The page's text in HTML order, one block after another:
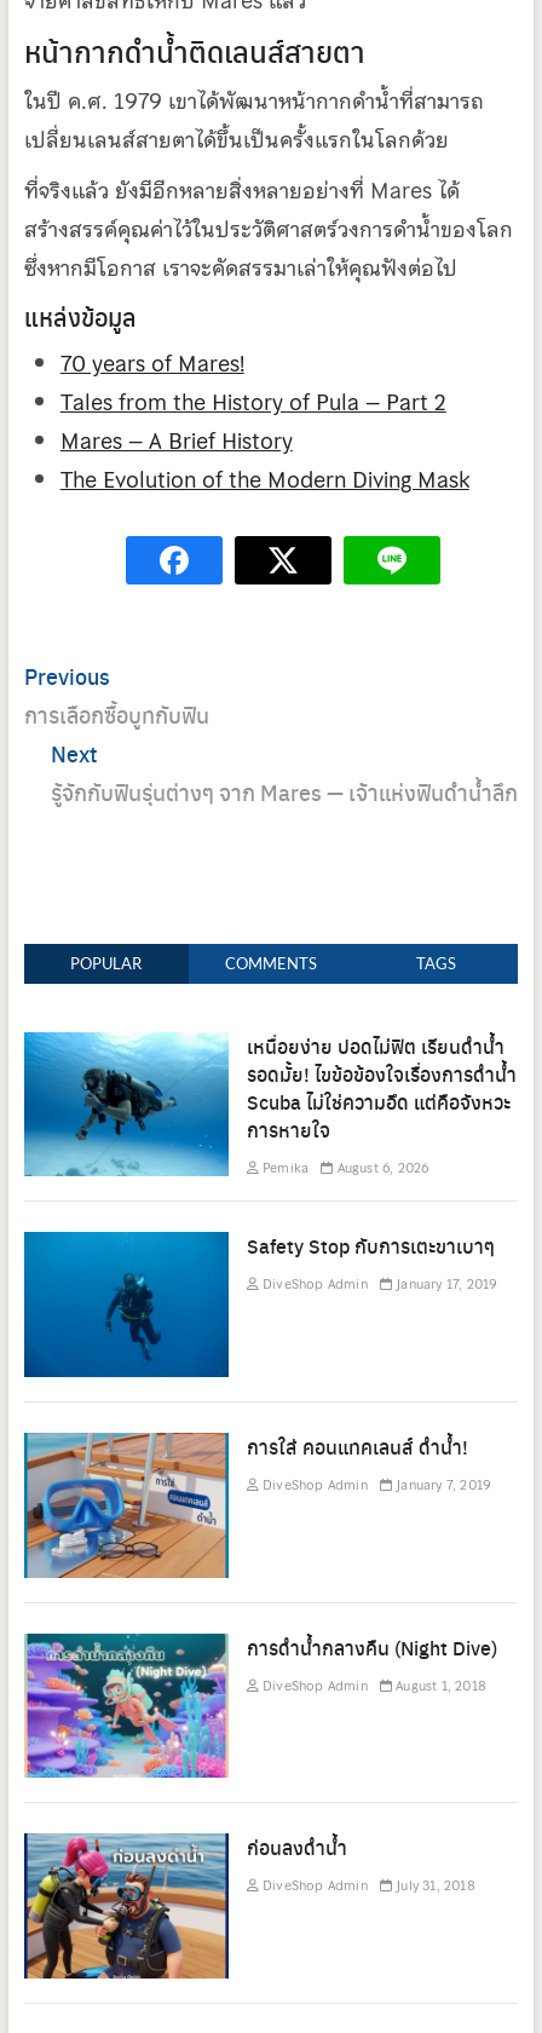
หน้ากากดำน้ำติดเลนส์สายตา
ในปี ค.ศ. 1979 เขาได้พัฒนาหน้ากากดำน้ำที่สามารถ
เปลี่ยนเลนส์สายตาได้ขึ้นเป็นครั้งแรกในโลกด้วย
ที่จริงแล้ว ยังมีอีกหลายสิ่งหลายอย่างที่ Mares ได้
สร้างสรรค์คุณค่าไว้ในประวัติศาสตร์วงการดำน้ำของโลก
ซึ่งหากมีโอกาส เราจะคัดสรรมาเล่าให้คุณฟังต่อไป
แหล่งข้อมูล
70 years of Mares!
Tales from the History of Pula – Part 2
Mares – A Brief History
The Evolution of the Modern Diving Mask
Post
navigation
PreviousPrevious
post:
การเลือกซื้อบูทกับฟิน
Next
post:
รู้จักกับฟินรุ่นต่างๆ จาก Mares — เจ้าแห่งฟินดำน้ำลึก
POPULAR COMMENTS TAGS
เหนื่อยง่าย ปอดไม่ฟิต เรียนดำน้ำ
รอดมั้ย! ไขข้อข้องใจเรื่องการดำน้ำ
Scuba ไม่ใช่ความอึด แต่คือจังหวะ
การหายใจ
Pemika August 6, 2026
Safety Stop กับการเตะขาเบาๆ
DiveShop Admin January 17, 2019
การใส่ คอนแทคเลนส์ ดำน้ำ!
DiveShop Admin January 7, 2019
การดำน้ำกลางคืน (Night Dive)
DiveShop Admin August 1, 2018
ก่อนลงดำน้ำ
DiveShop Admin July 31, 2018